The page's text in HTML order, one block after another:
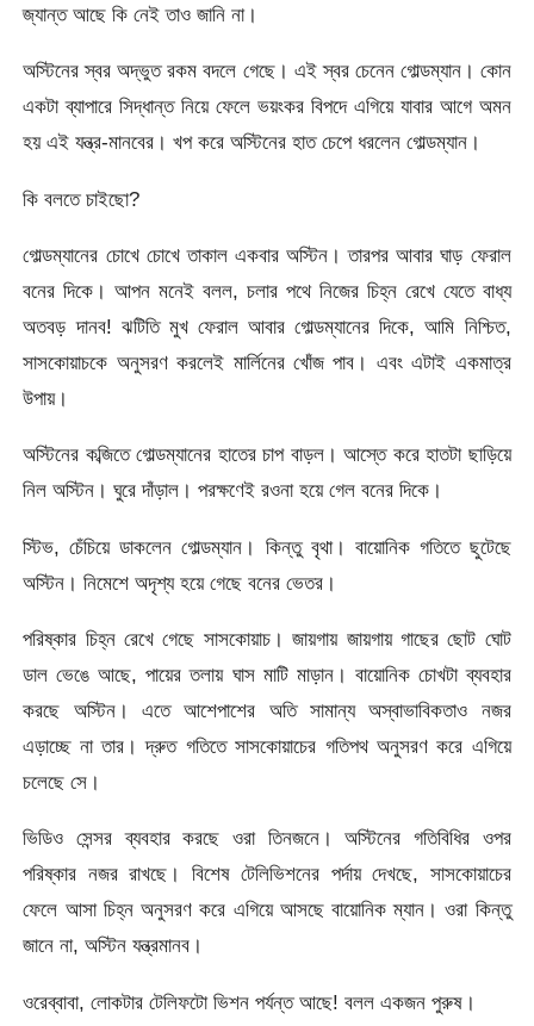
জ্যান্ত আছে কি নেই তাও জানি না।
অস্টিনের স্বর অদ্ভুত রকম বদলে গেছে। এই স্বর চেনেন গোল্ডম্যান। কোন
একটা ব্যাপারে সিদ্ধান্ত নিয়ে ফেলে ভয়ংকর বিপদে এগিয়ে যাবার আগে অমন
হয় এই যন্ত্র-মানবের। খপ করে অস্টিনের হাত চেপে ধরলেন গোল্ডম্যান।
কি বলতে চাইছো?
গোল্ডম্যানের চোখে চোখে তাকাল একবার অস্টিন। তারপর আবার ঘাড় ফেরাল
বনের দিকে। আপন মনেই বলল, চলার পথে নিজের চিহ্ন রেখে যেতে বাধ্য
অতবড় দানব! ঝটিতি মুখ ফেরাল আবার গোল্ডম্যানের দিকে, আমি নিশ্চিত,
সাসকোয়াচকে অনুসরণ করলেই মার্লিনের খোঁজ পাব। এবং এটাই একমাত্র
উপায়।
অস্টিনের কব্জিতে গোল্ডম্যানের হাতের চাপ বাড়ল। আস্তে করে হাতটা ছাড়িয়ে
নিল অস্টিন। ঘুরে দাঁড়াল। পরক্ষণেই রওনা হয়ে গেল বনের দিকে।
স্টিভ, চেঁচিয়ে ডাকলেন গোল্ডম্যান। কিন্তু বৃথা। বায়োনিক গতিতে ছুটেছে
অস্টিন। নিমেশে অদৃশ্য হয়ে গেছে বনের ভেতর।
পরিষ্কার চিহ্ন রেখে গেছে সাসকোয়াচ। জায়গায় জায়গায় গাছের ছোট ঘোট
ডাল ভেঙে আছে, পায়ের তলায় ঘাস মাটি মাড়ান। বায়োনিক চোখটা ব্যবহার
করছে অস্টিন। এতে আশেপাশের অতি সামান্য অস্বাভাবিকতাও নজর
এড়াচ্ছে না তার। দ্রুত গতিতে সাসকোয়াচের গতিপথ অনুসরণ করে এগিয়ে
চলেছে সে।
ভিডিও সেন্সর ব্যবহার করছে ওরা তিনজনে। অস্টিনের গতিবিধির ওপর
পরিষ্কার নজর রাখছে। বিশেষ টেলিভিশনের পর্দায় দেখছে, সাসকোয়াচের
ফেলে আসা চিহ্ন অনুসরণ করে এগিয়ে আসছে বায়োনিক ম্যান। ওরা কিন্তু
জানে না, অস্টিন যন্ত্রমানব।
ওরেব্বাবা, লোকটার টেলিফটো ভিশন পর্যন্ত আছে! বলল একজন পুরুষ।